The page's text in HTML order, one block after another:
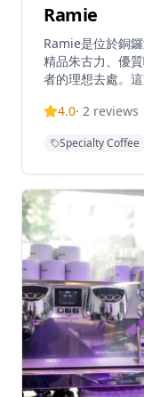
Ramie
Ramie是位於銅
精品朱古力、優
者的理想去處。
中享受片刻寧靜
供多種朱古力產
獨自享受甜點時
力愛好者和咖啡
4.0· 2 reviews
Specialty Coffee